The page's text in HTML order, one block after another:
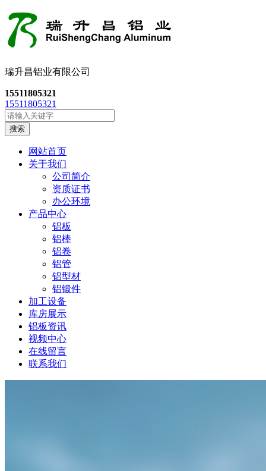
瑞升昌铝业有限公司
15511805321
15511805321
搜索
网站首页
关于我们
公司简介
资质证书
办公环境
产品中心
铝板
铝棒
铝卷
铝管
铝型材
铝锻件
加工设备
库房展示
铝板资讯
视频中心
在线留言
联系我们